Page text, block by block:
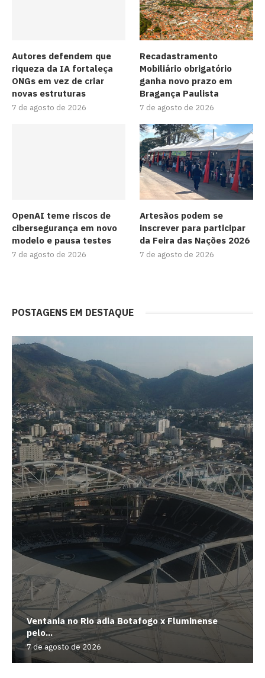
Autores defendem que
riqueza da IA fortaleça
ONGs em vez de criar
novas estruturas
7 de agosto de 2026
Recadastramento
Mobiliário obrigatório
ganha novo prazo em
Bragança Paulista
7 de agosto de 2026
OpenAI teme riscos de
cibersegurança em novo
modelo e pausa testes
7 de agosto de 2026
Artesãos podem se
inscrever para participar
da Feira das Nações 2026
7 de agosto de 2026
POSTAGENS EM DESTAQUE
Ventania no Rio adia Botafogo x Fluminense
pelo...
7 de agosto de 2026